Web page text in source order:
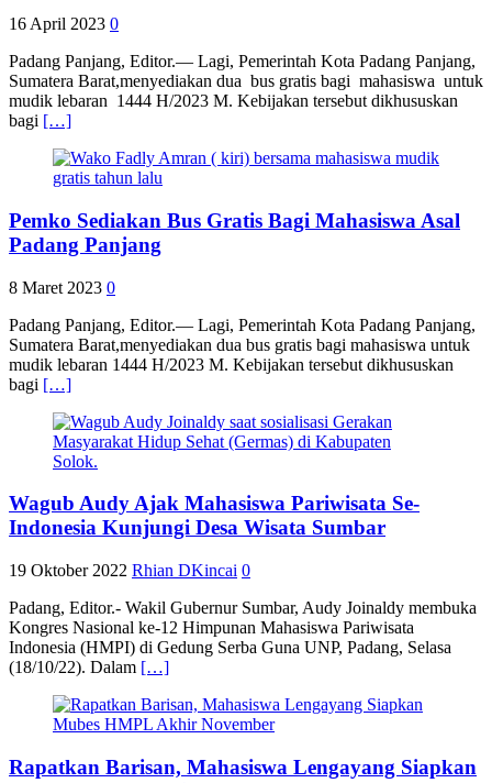
16 April 2023 0
Padang Panjang, Editor.— Lagi, Pemerintah Kota Padang Panjang,
Sumatera Barat,menyediakan dua bus gratis bagi mahasiswa untuk
mudik lebaran 1444 H/2023 M. Kebijakan tersebut dikhususkan
bagi […]
Pemko Sediakan Bus Gratis Bagi Mahasiswa Asal
Padang Panjang
8 Maret 2023 0
Padang Panjang, Editor.— Lagi, Pemerintah Kota Padang Panjang,
Sumatera Barat,menyediakan dua bus gratis bagi mahasiswa untuk
mudik lebaran 1444 H/2023 M. Kebijakan tersebut dikhususkan
bagi […]
Wagub Audy Ajak Mahasiswa Pariwisata Se-
Indonesia Kunjungi Desa Wisata Sumbar
19 Oktober 2022 Rhian DKincai 0
Padang, Editor.- Wakil Gubernur Sumbar, Audy Joinaldy membuka
Kongres Nasional ke-12 Himpunan Mahasiswa Pariwisata
Indonesia (HMPI) di Gedung Serba Guna UNP, Padang, Selasa
(18/10/22). Dalam […]
Rapatkan Barisan, Mahasiswa Lengayang Siapkan